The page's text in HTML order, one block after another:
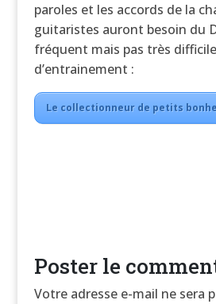
paroles et les accords de la
guitaristes auront besoin du
fréquent mais pas très
d’entrainement :
Le collectionneur de petits
Poster le
Votre adresse e-mail ne sera